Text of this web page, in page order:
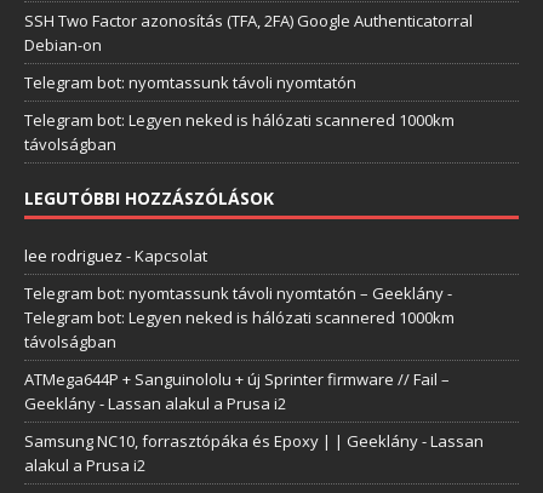
SSH Two Factor azonosítás (TFA, 2FA) Google Authenticatorral
Debian-on
Telegram bot: nyomtassunk távoli nyomtatón
Telegram bot: Legyen neked is hálózati scannered 1000km
távolságban
LEGUTÓBBI HOZZÁSZÓLÁSOK
lee rodriguez -Kapcsolat
Telegram bot: nyomtassunk távoli nyomtatón – Geeklány-
Telegram bot: Legyen neked is hálózati scannered 1000km
távolságban
ATMega644P + Sanguinololu + új Sprinter firmware // Fail –
Geeklány-Lassan alakul a Prusa i2
Samsung NC10, forrasztópáka és Epoxy | | Geeklány-Lassan
alakul a Prusa i2